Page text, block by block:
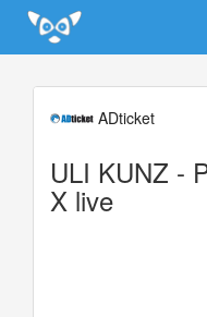
Update cookies preferences
ADticket
ULI KUNZ -
X live